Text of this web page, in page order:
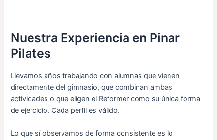
Nuestra Experiencia en Pinar
Pilates
Llevamos años trabajando con alumnas que vienen
directamente del gimnasio, que combinan ambas
actividades o que eligen el Reformer como su única forma
de ejercicio. Cada perfil es válido.
Lo que sí observamos de forma consistente es lo